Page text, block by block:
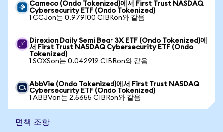
Cameco (Ondo Tokenized)에서 First Trust NASDAQ
Cybersecurity ETF (Ondo Tokenized)
1 CCJon는 0.979100 CIBRon와 같음
Direxion Daily Semi Bear 3X ETF (Ondo Tokenized)에
서 First Trust NASDAQ Cybersecurity ETF (Ondo
Tokenized)
1 SOXSon는 0.042919 CIBRon와 같음
AbbVie (Ondo Tokenized)에서 First Trust NASDAQ
Cybersecurity ETF (Ondo Tokenized)
1 ABBVon는 2.5655 CIBRon와 같음
면책 조항